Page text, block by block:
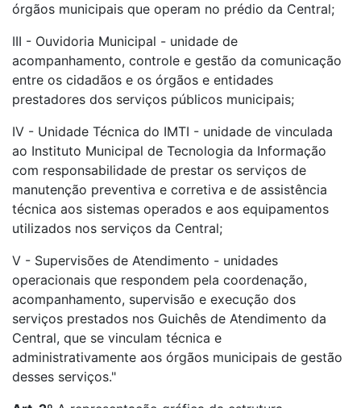
órgãos municipais que operam no prédio da Central;
III - Ouvidoria Municipal - unidade de
acompanhamento, controle e gestão da comunicação
entre os cidadãos e os órgãos e entidades
prestadores dos serviços públicos municipais;
IV - Unidade Técnica do IMTI - unidade de vinculada
ao Instituto Municipal de Tecnologia da Informação
com responsabilidade de prestar os serviços de
manutenção preventiva e corretiva e de assistência
técnica aos sistemas operados e aos equipamentos
utilizados nos serviços da Central;
V - Supervisões de Atendimento - unidades
operacionais que respondem pela coordenação,
acompanhamento, supervisão e execução dos
serviços prestados nos Guichês de Atendimento da
Central, que se vinculam técnica e
administrativamente aos órgãos municipais de gestão
desses serviços."